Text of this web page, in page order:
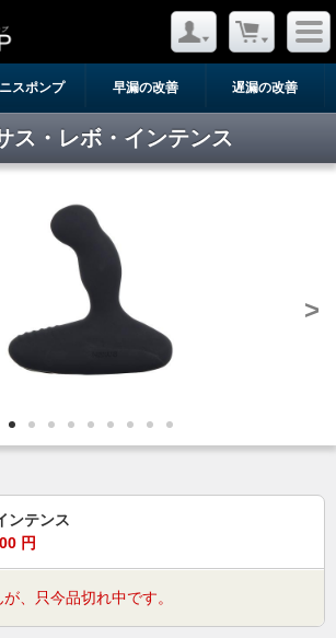
スポンプ 早漏の改善 遅漏の改善
ス・レボ・インテンス
>
ンテンス
円
、只今品切れ中です。